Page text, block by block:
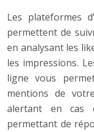
Les plateformes
permettent de
en analysant les
les impressions.
ligne vous
mentions de
alertant en cas
permettant de